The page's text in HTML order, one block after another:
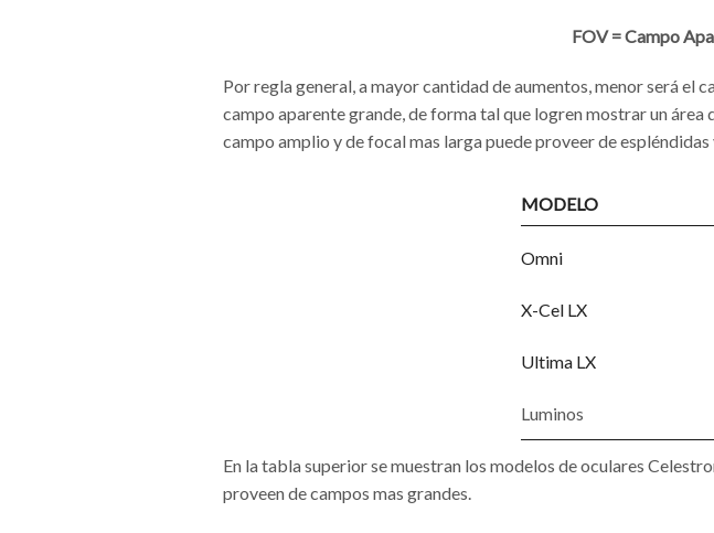
FOV = Campo
Por regla general, a mayor cantidad de aumentos, menor será el
campo aparente grande, de forma tal que logren mostrar un
campo amplio y de focal mas larga puede proveer de
MODELO
Omni
X-Cel LX
Ultima LX
Luminos
En la tabla superior se muestran los modelos de oculares
proveen de campos mas grandes.